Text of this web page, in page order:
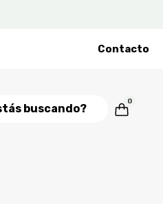
Contacto
0